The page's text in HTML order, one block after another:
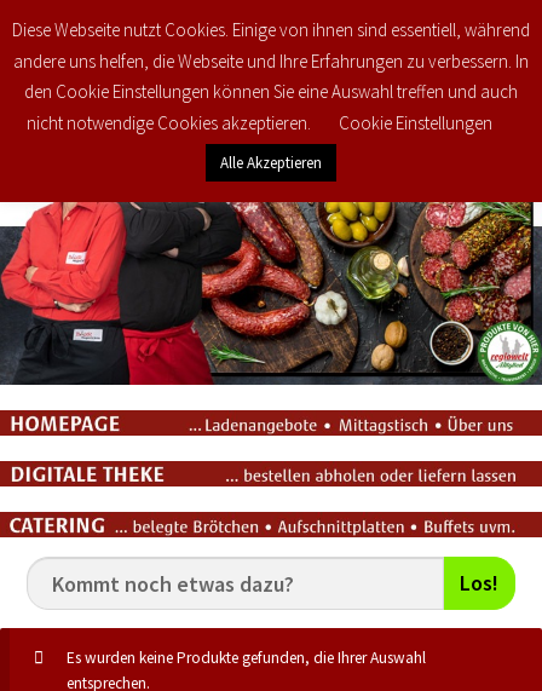
€0,00 0
Los!
Es wurden keine Produkte gefunden, die Ihrer Auswahl
entsprechen.
Diese Webseite nutzt Cookies. Einige von ihnen sind essentiell, während
andere uns helfen, die Webseite und Ihre Erfahrungen zu verbessern. In
den Cookie Einstellungen können Sie eine Auswahl treffen und auch
nicht notwendige Cookies akzeptieren.
Cookie Einstellungen
Alle Akzeptieren